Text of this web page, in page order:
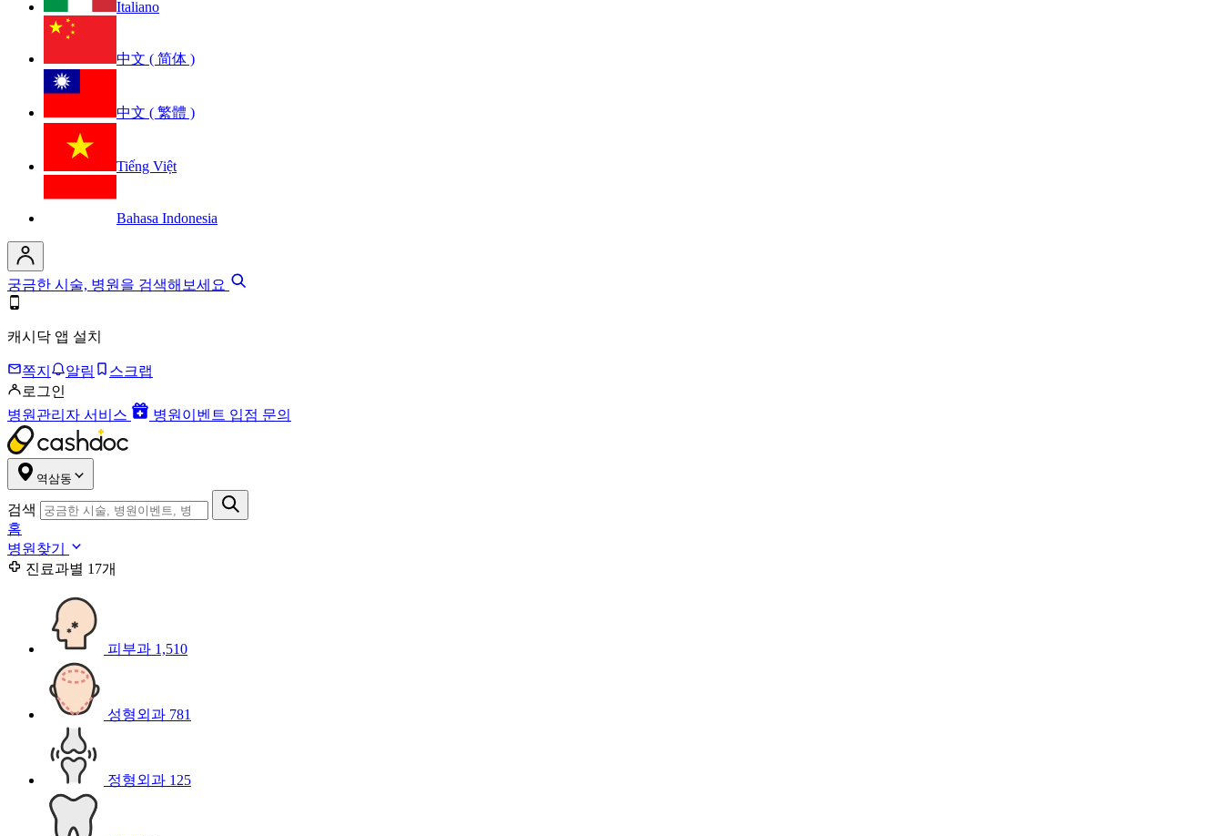
Italiano
中文 ( 简体 )
中文 ( 繁體 )
Tiếng Việt
Bahasa Indonesia
궁금한 시술, 병원을 검색해보세요
캐시닥 앱 설치
쪽지 알림
스크랩
로그인
병원관리자 서비스
병원이벤트 입점 문의
역삼동
검색
홈
병원찾기
진료과별 17개
피부과 1,510
성형외과 781
정형외과 125